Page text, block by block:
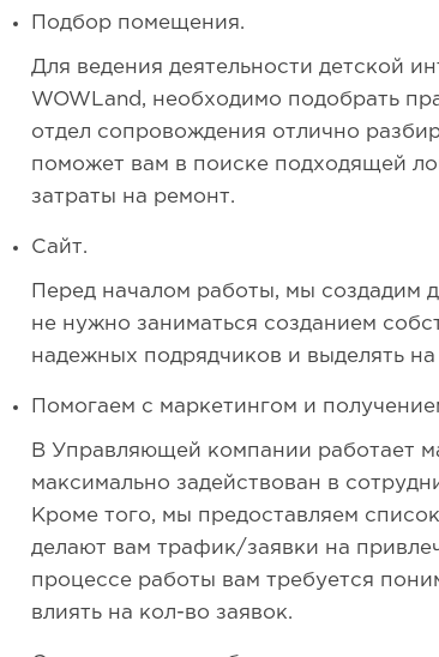
Подбор помещения.
Для ведения деятельности детской
WOWLand, необходимо подобрать
отдел сопровождения отлично
поможет вам в поиске подходящей
затраты на ремонт.
Сайт.
Перед началом работы, мы создадим
не нужно заниматься созданием
надежных подрядчиков и выделять
Помогаем с маркетингом и
В Управляющей компании работает
максимально задействован в
Кроме того, мы предоставляем
делают вам трафик/заявки на
процессе работы вам требуется
влиять на кол-во заявок.